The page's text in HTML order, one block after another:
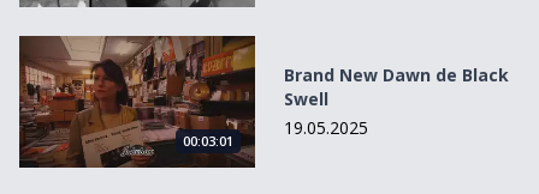
Brand New Dawn de Black Swell
00:03:01
Brand New Dawn de Black
Swell
19.05.2025